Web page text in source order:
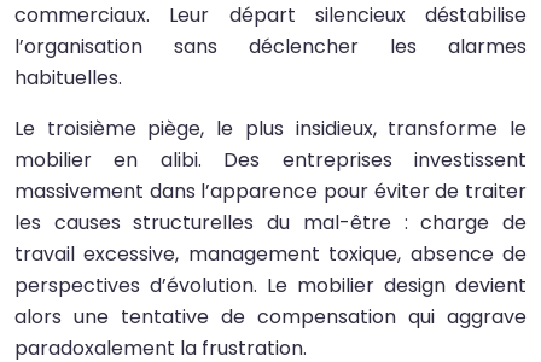
commerciaux. Leur départ silencieux déstabilise
l’organisation sans déclencher les alarmes
habituelles.
Le troisième piège, le plus insidieux, transforme le
mobilier en alibi. Des entreprises investissent
massivement dans l’apparence pour éviter de traiter
les causes structurelles du mal-être : charge de
travail excessive, management toxique, absence de
perspectives d’évolution. Le mobilier design devient
alors une tentative de compensation qui aggrave
paradoxalement la frustration.